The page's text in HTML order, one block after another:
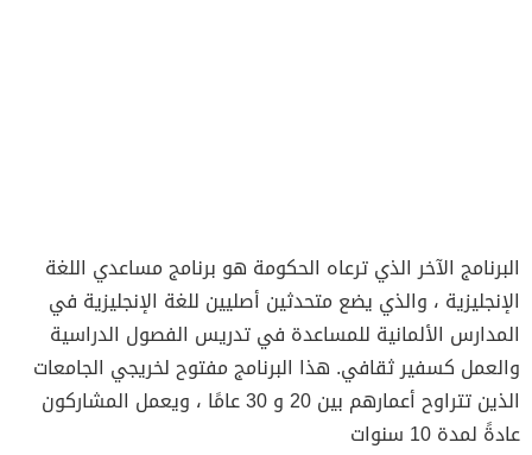
البرنامج الآخر الذي ترعاه الحكومة هو برنامج مساعدي اللغة
الإنجليزية ، والذي يضع متحدثين أصليين للغة الإنجليزية في
المدارس الألمانية للمساعدة في تدريس الفصول الدراسية
والعمل كسفير ثقافي. هذا البرنامج مفتوح لخريجي الجامعات
الذين تتراوح أعمارهم بين 20 و 30 عامًا ، ويعمل المشاركون
عادةً لمدة 10 سنوات